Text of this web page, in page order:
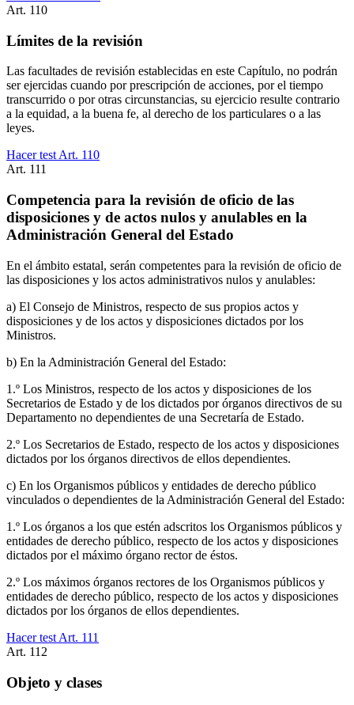
Art. 110
Límites de la revisión
Las facultades de revisión establecidas en este Capítulo, no podrán
ser ejercidas cuando por prescripción de acciones, por el tiempo
transcurrido o por otras circunstancias, su ejercicio resulte contrario
a la equidad, a la buena fe, al derecho de los particulares o a las
leyes.
Hacer test Art. 110
Art. 111
Competencia para la revisión de oficio de las
disposiciones y de actos nulos y anulables en la
Administración General del Estado
En el ámbito estatal, serán competentes para la revisión de oficio de
las disposiciones y los actos administrativos nulos y anulables:
a) El Consejo de Ministros, respecto de sus propios actos y
disposiciones y de los actos y disposiciones dictados por los
Ministros.
b) En la Administración General del Estado:
1.º Los Ministros, respecto de los actos y disposiciones de los
Secretarios de Estado y de los dictados por órganos directivos de su
Departamento no dependientes de una Secretaría de Estado.
2.º Los Secretarios de Estado, respecto de los actos y disposiciones
dictados por los órganos directivos de ellos dependientes.
c) En los Organismos públicos y entidades de derecho público
vinculados o dependientes de la Administración General del Estado:
1.º Los órganos a los que estén adscritos los Organismos públicos y
entidades de derecho público, respecto de los actos y disposiciones
dictados por el máximo órgano rector de éstos.
2.º Los máximos órganos rectores de los Organismos públicos y
entidades de derecho público, respecto de los actos y disposiciones
dictados por los órganos de ellos dependientes.
Hacer test Art. 111
Art. 112
Objeto y clases